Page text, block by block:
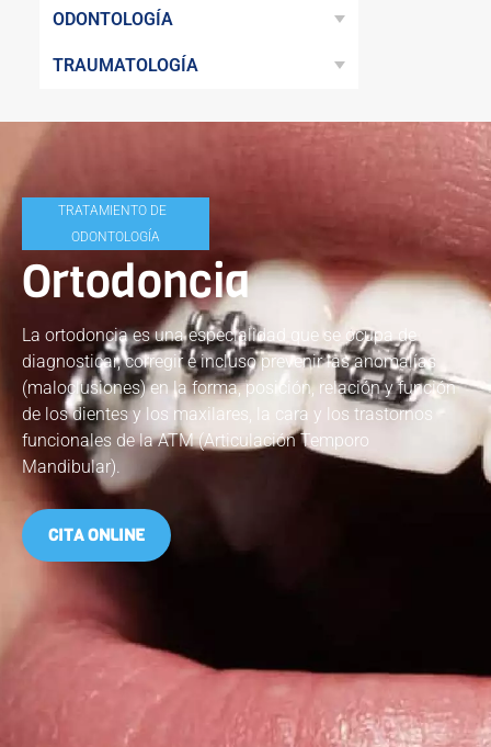
ODONTOLOGÍA
TRAUMATOLOGÍA
TRATAMIENTO DE
ODONTOLOGÍA
Ortodoncia
La ortodoncia es una especialidad que se ocupa de
diagnosticar, corregir e incluso prevenir las anomalías
(maloclusiones) en la forma, posición, relación y función
de los dientes y los maxilares, la cara y los trastornos
funcionales de la ATM (Articulación Temporo
Mandibular).
CITA ONLINE